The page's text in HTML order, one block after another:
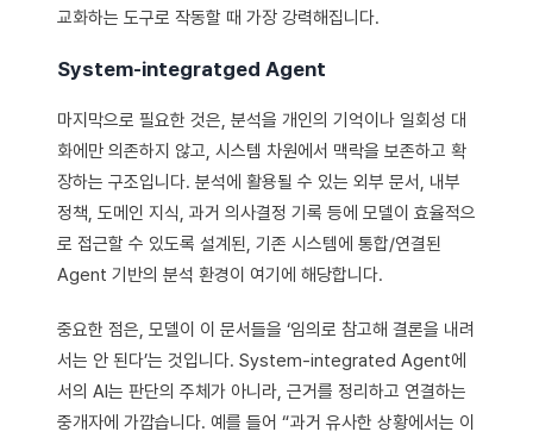
교화하는 도구로 작동할 때 가장 강력해집니다.
System-integratged Agent
마지막으로 필요한 것은, 분석을 개인의 기억이나 일회성 대
화에만 의존하지 않고, 시스템 차원에서 맥락을 보존하고 확
장하는 구조입니다. 분석에 활용될 수 있는 외부 문서, 내부
정책, 도메인 지식, 과거 의사결정 기록 등에 모델이 효율적으
로 접근할 수 있도록 설계된, 기존 시스템에 통합/연결된
Agent 기반의 분석 환경이 여기에 해당합니다.
중요한 점은, 모델이 이 문서들을 ‘임의로 참고해 결론을 내려
서는 안 된다’는 것입니다. System-integrated Agent에
서의 AI는 판단의 주체가 아니라, 근거를 정리하고 연결하는
중개자에 가깝습니다. 예를 들어 “과거 유사한 상황에서는 이